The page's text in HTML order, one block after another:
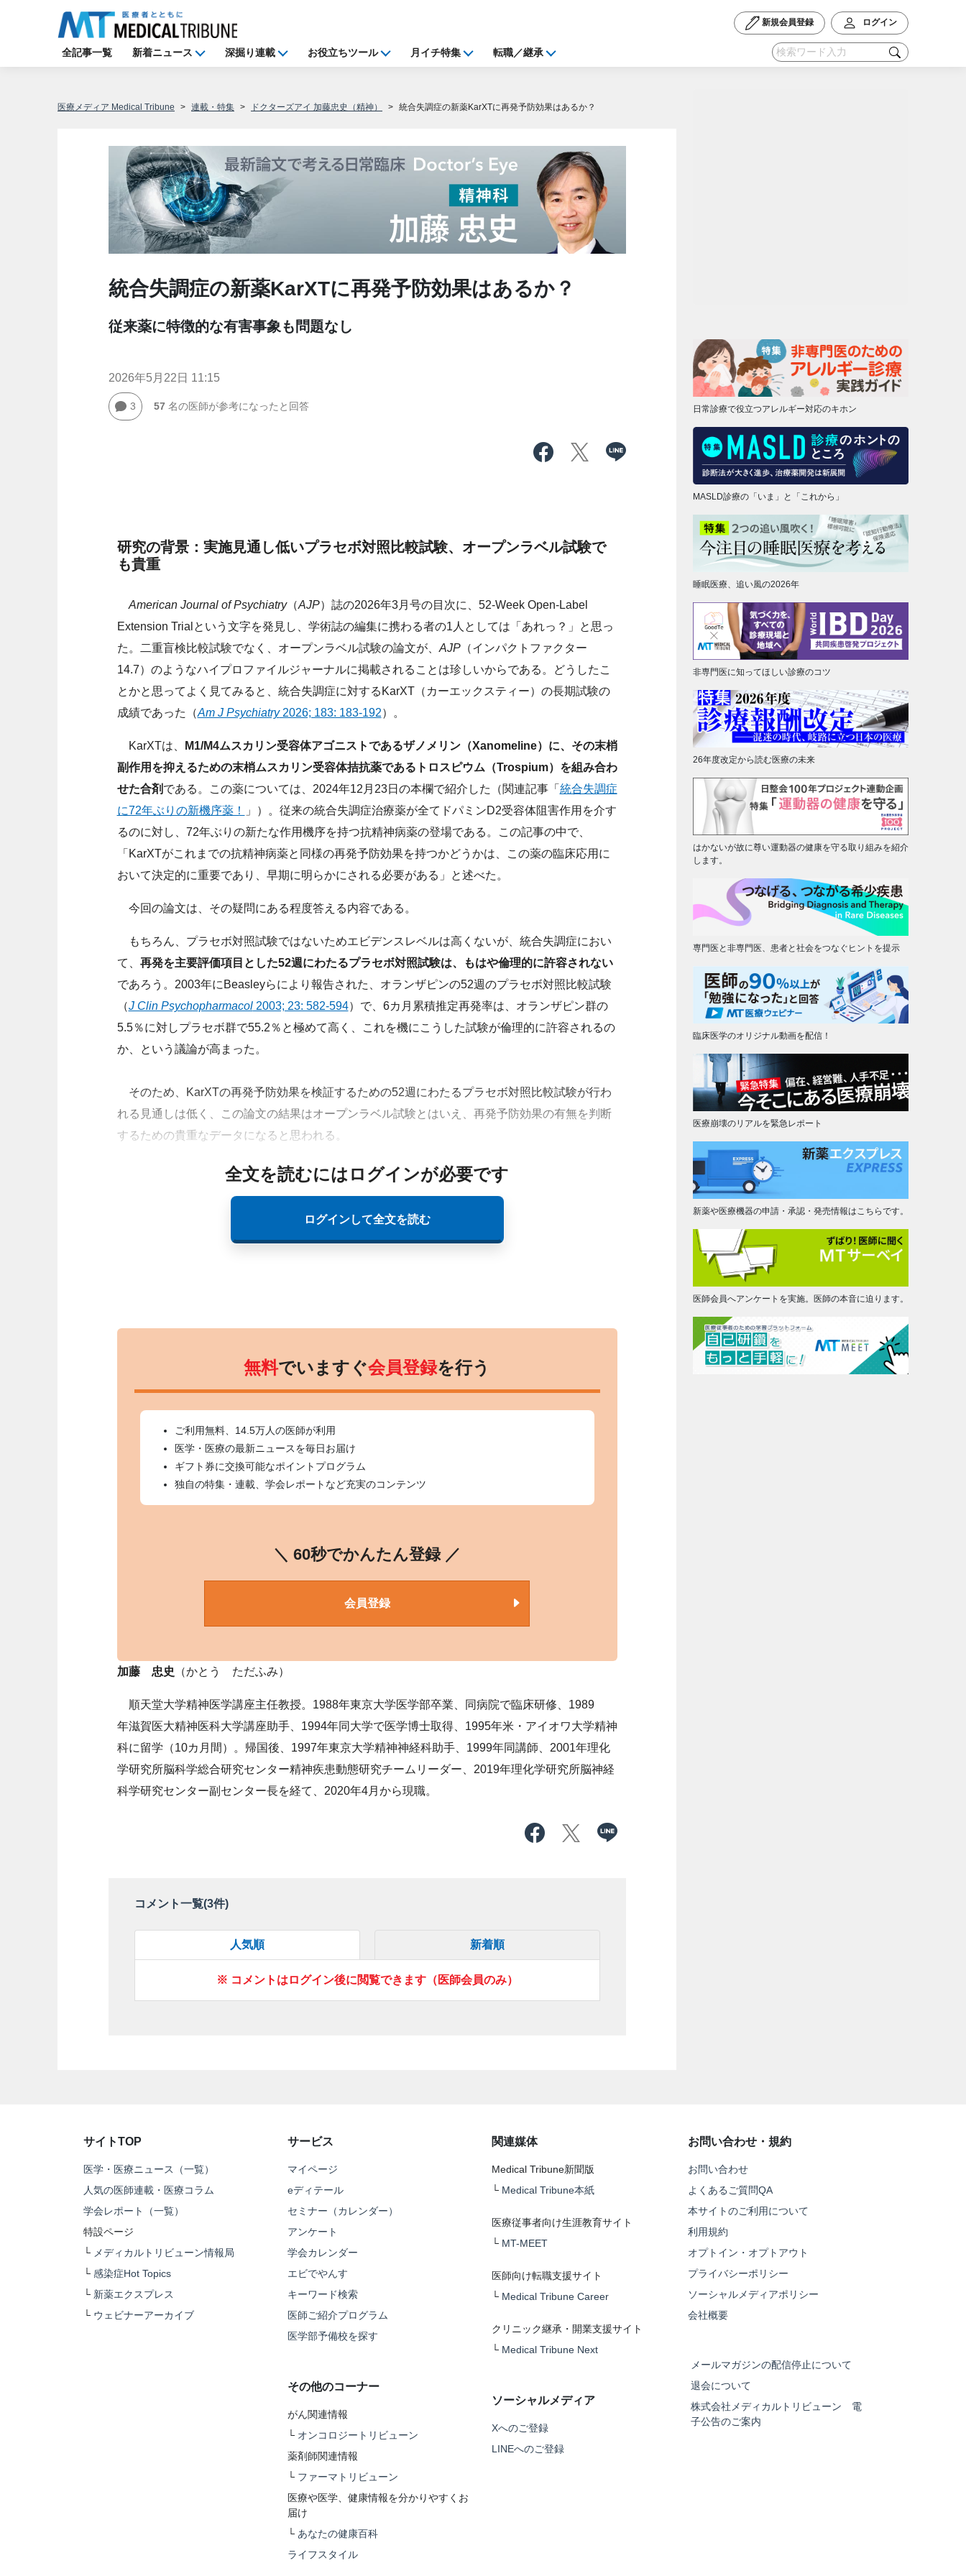
新規会員登録 ログイン
全記事一覧 新着ニュース 深掘り連載 お役立ちツール 月イチ特集 転職／継承
医療メディア Medical Tribune 連載・特集 ドクターズアイ 加藤忠史（精神） 統合失調症の新薬KarXTに再発予防効果はあるか？
統合失調症の新薬KarXTに再発予防効果はあるか？
従来薬に特徴的な有害事象も問題なし
2026年5月22日 11:15
3 57名の医師が参考になったと回答
研究の背景：実施見通し低いプラセボ対照比較試験、オープンラベル試験で
も貴重
American Journal of Psychiatry（AJP）誌の2026年3月号の目次に、52-Week Open-Label
Extension Trialという文字を発見し、学術誌の編集に携わる者の1人としては「あれっ？」と思っ
た。二重盲検比較試験でなく、オープンラベル試験の論文が、 AJP（インパクトファクター
14.7）のようなハイプロファイルジャーナルに掲載されることは珍しいからである。どうしたこ
とかと思ってよく見てみると、統合失調症に対するKarXT（カーエックスティー）の長期試験の
成績であった（Am J Psychiatry2026; 183: 183-192）。
KarXTは、
M1/M4ムスカリン受容体アゴニストであるザノメリン（Xanomeline）に、その末梢
副作用を抑えるための末梢ムスカリン受容体拮抗薬であるトロスピウム（Trospium）を組み合わ
せた合剤 である。この薬については、2024年12月23日の本欄で紹介した（関連記事「 統合失調症
に72年ぶりの新機序薬！
」）。従来の統合失調症治療薬が全てドパミンD2受容体阻害作用を介す
るのに対し、72年ぶりの新たな作用機序を持つ抗精神病薬の登場である。この記事の中で、
「KarXTがこれまでの抗精神病薬と同様の再発予防効果を持つかどうかは、この薬の臨床応用に
おいて決定的に重要であり、早期に明らかにされる必要がある」と述べた。
今回の論文は、その疑問にある程度答える内容である。
もちろん、プラセボ対照試験ではないためエビデンスレベルは高くないが、統合失調症におい
て、 再発を主要評価項目とした52週にわたるプラセボ対照試験は、もはや倫理的に許容されない
であろう。2003年にBeasleyらにより報告された、オランザピンの52週のプラセボ対照比較試験
（J Clin Psychopharmacol2003; 23: 582-594）で、6カ月累積推定再発率は、オランザピン群の
5.5％に対しプラセボ群で55.2％と極めて高く、これを機にこうした試験が倫理的に許容されるの
か、という議論が高まった。
そのため、KarXTの再発予防効果を検証するための52週にわたるプラセボ対照比較試験が行わ
れる見通しは低く、この論文の結果はオープンラベル試験とはいえ、再発予防効果の有無を判断
するための貴重なデータになると思われる。
全文を読むにはログインが必要です
ログインして全文を読む
無料でいますぐ会員登録を行う
ご利用無料、14.5万人の医師が利用
医学・医療の最新ニュースを毎日お届け
ギフト券に交換可能なポイントプログラム
独自の特集・連載、学会レポートなど充実のコンテンツ
＼ 60秒でかんたん登録 ／
会員登録
加藤 忠史 （かとう ただふみ）
順天堂大学精神医学講座主任教授。1988年東京大学医学部卒業、同病院で臨床研修、1989
年滋賀医大精神医科大学講座助手、1994年同大学で医学博士取得、1995年米・アイオワ大学精神
科に留学（10カ月間）。帰国後、1997年東京大学精神神経科助手、1999年同講師、2001年理化
学研究所脳科学総合研究センター精神疾患動態研究チームリーダー、2019年理化学研究所脳神経
科学研究センター副センター長を経て、2020年4月から現職。
コメント一覧(3件)
人気順 新着順
※ コメントはログイン後に閲覧できます（医師会員のみ）
日常診療で役立つアレルギー対応のキホン
MASLD診療の「いま」と「これから」
睡眠医療、追い風の2026年
非専門医に知ってほしい診療のコツ
26年度改定から読む医療の未来
はかないが故に尊い運動器の健康を守る取り組みを紹介
します。
専門医と非専門医、患者と社会をつなぐヒントを提示
臨床医学のオリジナル動画を配信！
医療崩壊のリアルを緊急レポート
新薬や医療機器の申請・承認・発売情報はこちらです。
医師会員へアンケートを実施。医師の本音に迫ります。
サイトTOP
医学・医療ニュース（一覧）
人気の医師連載・医療コラム
学会レポート（一覧）
特設ページ
└ メディカルトリビューン情報局
└ 感染症Hot Topics
└ 新薬エクスプレス
└ ウェビナーアーカイブ
サービス
マイページ
eディテール
セミナー（カレンダー）
アンケート
学会カレンダー
エビでやんす
キーワード検索
医師ご紹介プログラム
医学部予備校を探す
その他のコーナー
がん関連情報
└ オンコロジートリビューン
薬剤師関連情報
└ ファーマトリビューン
医療や医学、健康情報を分かりやすくお
届け
└ あなたの健康百科
ライフスタイル
関連媒体
Medical Tribune新聞版
└ Medical Tribune本紙
医療従事者向け生涯教育サイト
└ MT-MEET
医師向け転職支援サイト
└ Medical Tribune Career
クリニック継承・開業支援サイト
└ Medical Tribune Next
ソーシャルメディア
Xへのご登録
LINEへのご登録
お問い合わせ・規約
お問い合わせ
よくあるご質問QA
本サイトのご利用について
利用規約
オプトイン・オプトアウト
プライバシーポリシー
ソーシャルメディアポリシー
会社概要
メールマガジンの配信停止について
退会について
株式会社メディカルトリビューン 電
子公告のご案内